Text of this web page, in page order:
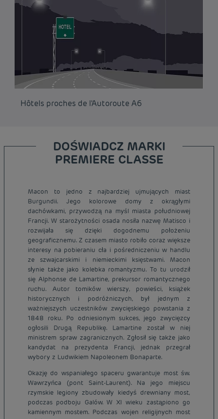
Hôtels proches de l'Autoroute A6
DOŚWIADCZ MARKI
PREMIERE CLASSE
Macon to jedno z najbardziej ujmujących miast
Burgundii. Jego kolorowe domy z okrągłymi
dachówkami, przywodzą na myśl miasta południowej
Francji. W starożytności osada nosiła nazwę Matisco i
rozwijała się dzięki dogodnemu położeniu
geograficznemu. Z czasem miasto robiło coraz większe
interesy na pobieraniu cła i pośredniczeniu w handlu
ze szwajcarskimi i niemieckimi księstwami. Macon
słynie także jako kolebka romantyzmu. To tu urodził
się Alphonse de Lamartine, prekursor romantycznego
ruchu. Autor tomików wierszy, powieści, książek
historycznych i podróżniczych, był jednym z
ważniejszych uczestników zwycięskiego powstania z
1848 roku. Po odniesionym sukces, jego zwycięzcy
ogłosili Drugą Republikę. Lamartine został w niej
ministrem spraw zagranicznych. Zgłosił się także jako
kandydat na prezydenta Francji, jednak przegrał
wybory z Ludwikiem Napoleonem Bonaparte.
Okazję do wspaniałego spaceru gwarantuje most św.
Wawrzyńca (pont Saint-Laurent). Na jego miejscu
rzymskie legiony zbudowały kiedyś drewniany most,
podczas podboju Galów. W XI wieku zastąpiono go
kamiennym mostem. Podczas wojen religijnych most